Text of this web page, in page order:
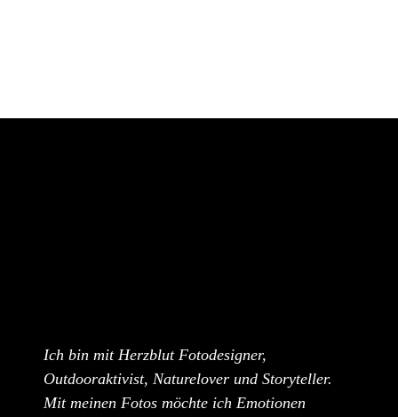
Ich bin mit Herzblut Fotodesigner,
Outdooraktivist, Naturelover und Storyteller.
Mit meinen Fotos möchte ich Emotionen